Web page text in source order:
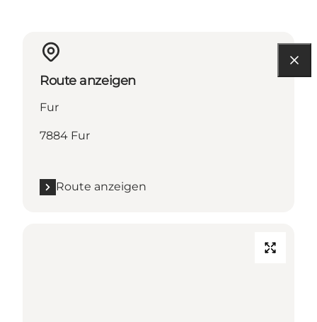
Route anzeigen
Fur
7884 Fur
Route anzeigen